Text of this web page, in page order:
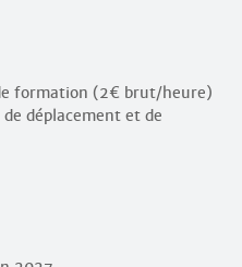
formation (2€ brut/heure)
déplacement et de